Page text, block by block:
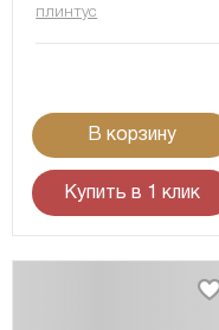
плинтус
В корзину
Купить в 1 клик